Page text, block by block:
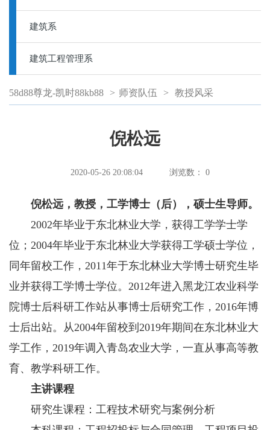
建筑系
建筑工程管理系
58d88尊龙-凯时88kb88 > 师资队伍 > 教授风采
倪松远
2020-05-26 20:08:04 浏览数： 0
倪松远，教授，工学博士 （后）
，硕士生导师。
2002年毕业于东北林业大学，获得工学学士学
位；2004年毕业于东北林业大学获得工学硕士学位，
同年留校工作，2011年于东北林业大学博士研究生毕
业并获得工学博士学位。2012年进入黑龙江农业科学
院博士后科研工作站从事博士后研究工作，2016年博
士后出站。从2004年留校到2019年期间在东北林业大
学工作，2019年调入青岛农业大学，一直从事高等教
育、教学科研工作。
主讲课程
研究生课程：工程技术研究与案例分析